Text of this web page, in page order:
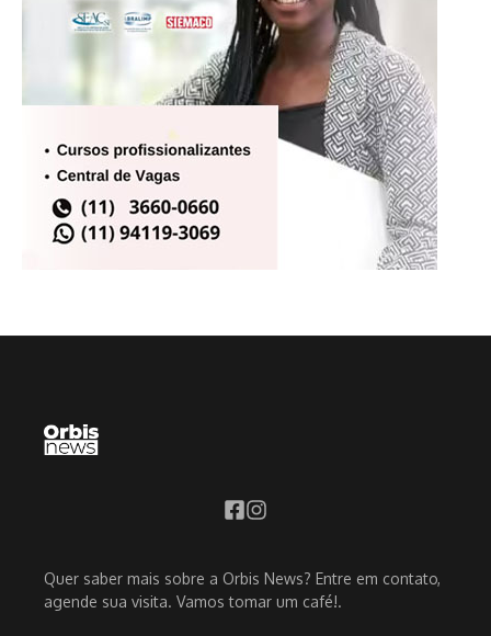
Quer saber mais sobre a Orbis News? Entre em contato,
agende sua visita. Vamos tomar um café!.